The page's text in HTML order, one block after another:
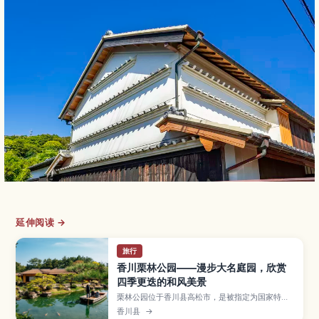
延伸阅读 →
旅行
香川栗林公园——漫步大名庭园，欣赏
四季更迭的和风美景
栗林公园位于香川县高松市，是被指定为国家特别
名胜的代表性大名庭园，园内有池塘、假山与远眺
香川县 →